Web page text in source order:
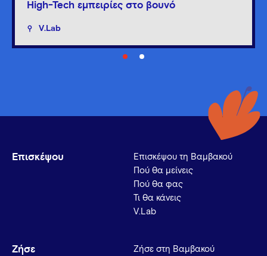
High-Tech εμπειρίες στο βουνό
V.Lab
Επισκέψου
Επισκέψου τη Βαμβακού
Πού θα μείνεις
Πού θα φας
Τι θα κάνεις
V.Lab
Ζήσε
Ζήσε στη Βαμβακού